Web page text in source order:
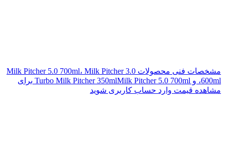
مشخصات فنی محصولات Milk Pitcher 5.0 700ml، Milk Pitcher 3.0
600ml، و Turbo Milk Pitcher 350mlMilk Pitcher 5.0 700ml
برای
مشاهده قیمت وارد حساب کاربری شوید